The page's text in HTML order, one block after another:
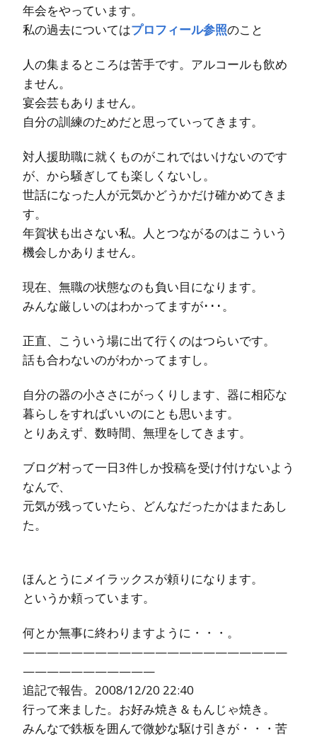
年会をやっています。
私の過去についてはプロフィール参照のこと
人の集まるところは苦手です。アルコールも飲め
ません。
宴会芸もありません。
自分の訓練のためだと思っていってきます。
対人援助職に就くものがこれではいけないのです
が、から騒ぎしても楽しくないし。
世話になった人が元気かどうかだけ確かめてきま
す。
年賀状も出さない私。人とつながるのはこういう
機会しかありません。
現在、無職の状態なのも負い目になります。
みんな厳しいのはわかってますが･･･。
正直、こういう場に出て行くのはつらいです。
話も合わないのがわかってますし。
自分の器の小ささにがっくりします、器に相応な
暮らしをすればいいのにとも思います。
とりあえず、数時間、無理をしてきます。
ブログ村って一日3件しか投稿を受け付けないよう
なんで、
元気が残っていたら、どんなだったかはまたあし
た。
ほんとうにメイラックスが頼りになります。
というか頼っています。
何とか無事に終わりますように・・・。
——————————————————————
———————————
追記で報告。2008/12/20 22:40
行って来ました。お好み焼き＆もんじゃ焼き。
みんなで鉄板を囲んで微妙な駆け引きが・・・苦